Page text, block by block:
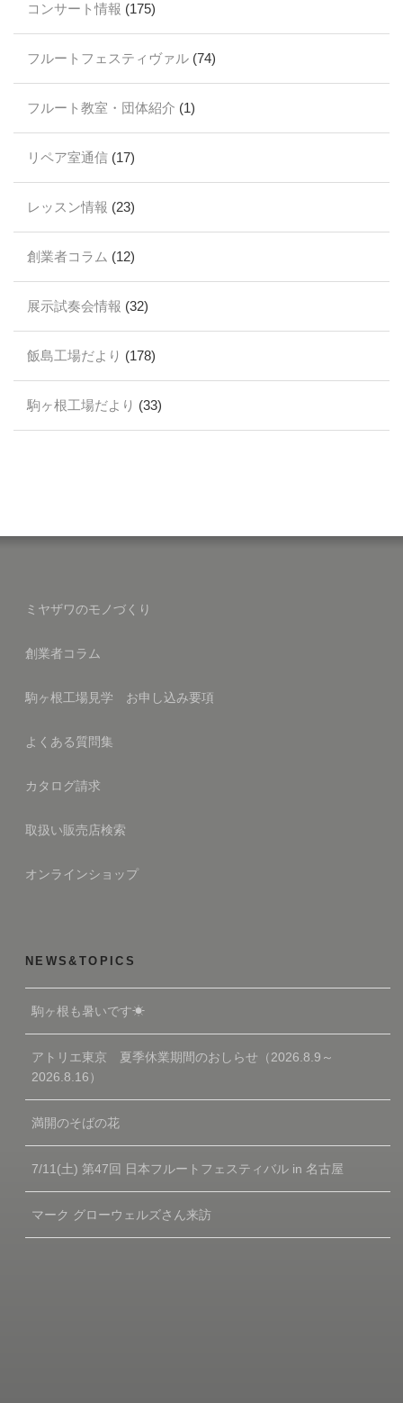
コンサート情報 (175)
フルートフェスティヴァル (74)
フルート教室・団体紹介 (1)
リペア室通信 (17)
レッスン情報 (23)
創業者コラム (12)
展示試奏会情報 (32)
飯島工場だより (178)
駒ヶ根工場だより (33)
ミヤザワのモノづくり
創業者コラム
駒ヶ根工場見学 お申し込み要項
よくある質問集
カタログ請求
取扱い販売店検索
オンラインショップ
NEWS&TOPICS
駒ヶ根も暑いです☀
アトリエ東京 夏季休業期間のおしらせ（2026.8.9～
2026.8.16）
満開のそばの花
7/11(土) 第47回 日本フルートフェスティバル in 名古屋
マーク グローウェルズさん来訪